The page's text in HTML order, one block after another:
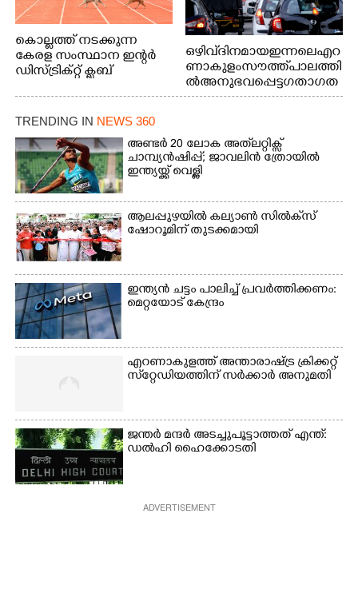
കൊല്ലത്ത് നടക്കുന്ന
കേരള സംസ്ഥാന ഇന്റർ
ഡിസ്ട്രിക്റ്റ് ക്ലബ്
ചാമ്പ്യൻഷിപ്പിൽ അണ്ടർ
20 ആൺകുട്ടികളുടെ 200
മത്സരത്തിനിടെ സിന്തറ്റിക്
ട്രാക്കിന് കുറുകെ ഓടുന്ന
നായകൾ.
ഒഴിവ് ദിനമായ ഇന്നലെ എറ
ണാകുളം സൗത്ത് പാലത്തി
ൽ അനുഭവപ്പെട്ട ഗതാഗത
ക്കുരുക്ക്
TRENDING IN NEWS 360
അണ്ടർ 20 ലോക അത്‌ലറ്റിക്സ്
ചാമ്പ്യൻഷിപ്പ്; ജാവലിൻ ത്രോയിൽ
ഇന്ത്യയ്ക്ക് വെള്ളി
ആലപ്പുഴയിൽ കല്യാൺ സിൽക്‌സ്
ഷോറൂമിന് തുടക്കമായി
ഇന്ത്യൻ ചട്ടം പാലിച്ച് പ്രവർത്തിക്കണം:
മെറ്റയോട് കേന്ദ്രം
എറണാകുളത്ത് അന്താരാഷ്ട്ര ക്രിക്കറ്റ്
സ്‌റ്റേഡിയത്തിന് സർക്കാർ അനുമതി
ജന്ത‌‌ർ മന്ദർ അടച്ചുപൂട്ടാത്തത് എന്ത്:
ഡൽഹി ഹൈക്കോടതി
ADVERTISEMENT